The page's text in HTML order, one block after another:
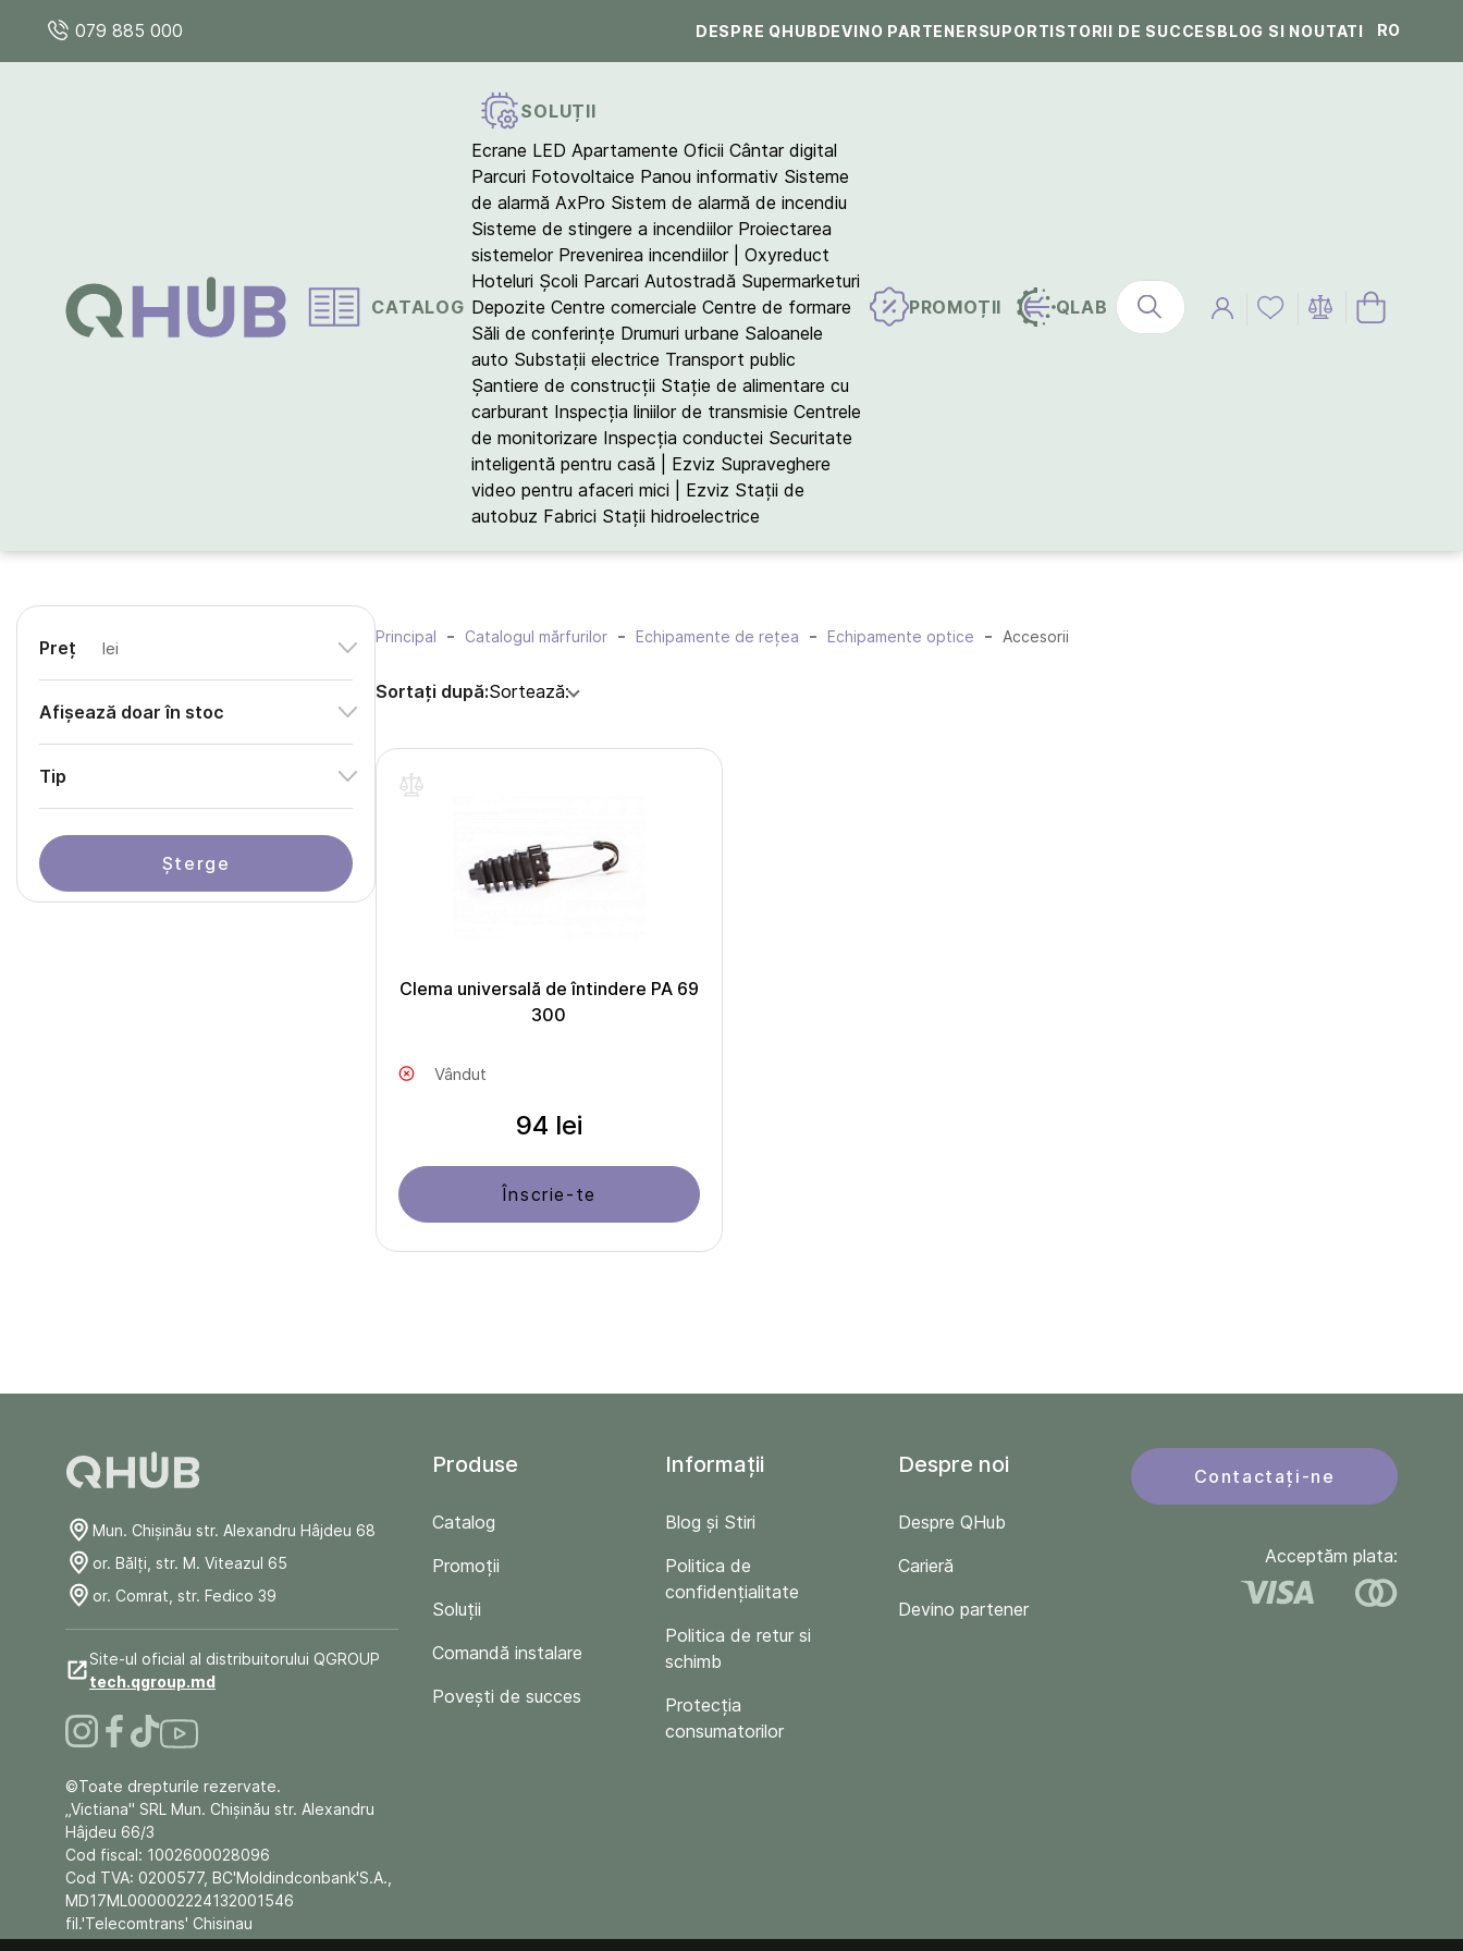
079 885 000 DESPRE QHUBDEVINO PARTENERSUPORTISTORII DE SUCCESBLOG SI NOUTATI RO
CATALOG
SOLUȚII
Ecrane LED Apartamente Oficii Cântar digital
Parcuri Fotovoltaice Panou informativ Sisteme
de alarmă AxPro Sistem de alarmă de incendiu
Sisteme de stingere a incendiilor Proiectarea
sistemelor Prevenirea incendiilor | Oxyreduct
Hoteluri Școli Parcari Autostradă Supermarketuri
Depozite Centre comerciale Centre de formare
Săli de conferințe Drumuri urbane Saloanele
auto Substații electrice Transport public
Șantiere de construcții Stație de alimentare cu
carburant Inspecția liniilor de transmisie Centrele
de monitorizare Inspecția conductei Securitate
inteligentă pentru casă | Ezviz Supraveghere
video pentru afaceri mici | Ezviz Stații de
autobuz Fabrici Stații hidroelectrice
PROMOȚII QLAB
Preț lei
Afișează doar în stoc
Tip
Șterge
Principal Catalogul mărfurilor Echipamente de rețea Echipamente optice Accesorii
Sortați după:Sortează:
Clema universală de întindere PA 69
300
Vândut
94 lei
Înscrie-te
Mun. Chişinău str. Alexandru Hâjdeu 68
or. Bălți, str. M. Viteazul 65
or. Comrat, str. Fedico 39
Site-ul oficial al distribuitorului QGROUP
tech.qgroup.md
©Toate drepturile rezervate.
„Victiana" SRL Mun. Chişinău str. Alexandru
Hâjdeu 66/3
Cod fiscal: 1002600028096
Cod TVA: 0200577, BC'Moldindconbank'S.A.,
MD17ML000002224132001546
fil.'Telecomtrans' Chisinau
Produse
Catalog
Promoții
Soluții
Comandă instalare
Povești de succes
Informații
Blog și Stiri
Politica de
confidențialitate
Politica de retur si
schimb
Protecția
consumatorilor
Despre noi
Despre QHub
Carieră
Devino partener
Contactați-ne
Acceptăm plata: